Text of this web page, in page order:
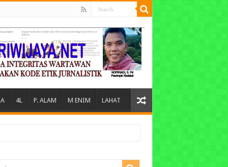
4L P. ALAM M ENIM LAHAT